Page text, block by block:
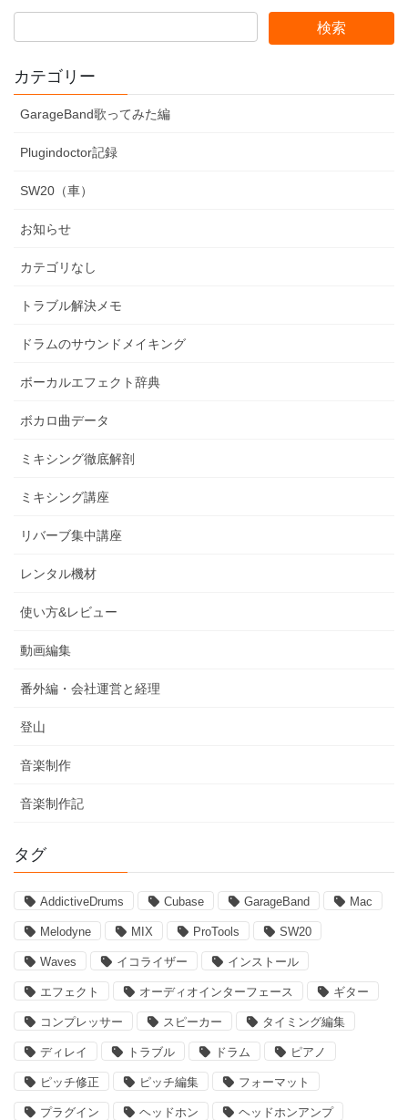
カテゴリー
GarageBand歌ってみた編
Plugindoctor記録
SW20（車）
お知らせ
カテゴリなし
トラブル解決メモ
ドラムのサウンドメイキング
ボーカルエフェクト辞典
ボカロ曲データ
ミキシング徹底解剖
ミキシング講座
リバーブ集中講座
レンタル機材
使い方&レビュー
動画編集
番外編・会社運営と経理
登山
音楽制作
音楽制作記
タグ
AddictiveDrums Cubase GarageBand Mac
Melodyne MIX ProTools SW20
Waves イコライザー インストール
エフェクト オーディオインターフェース ギター
コンプレッサー スピーカー タイミング編集
ディレイ トラブル ドラム ピアノ
ピッチ修正 ピッチ編集 フォーマット
プラグイン ヘッドホン ヘッドホンアンプ